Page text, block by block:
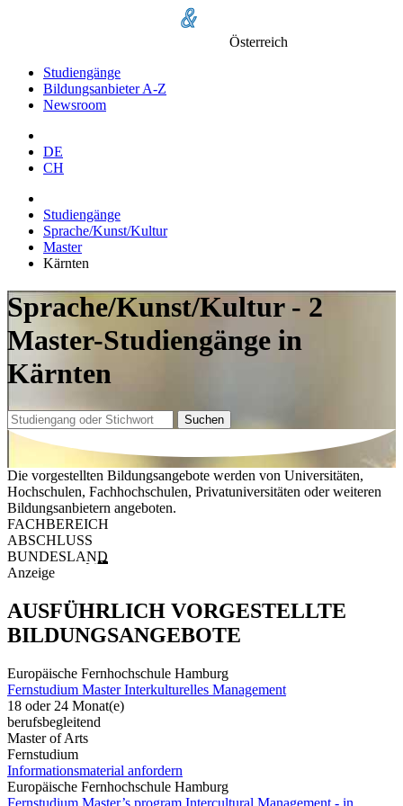
Österreich
Studiengänge
Bildungsanbieter A-Z
Newsroom
DE
CH
Studiengänge
Sprache/Kunst/Kultur
Master
Kärnten
Sprache/Kunst/Kultur - 2
Master-Studiengänge in
Kärnten
Suchen
Die vorgestellten Bildungsangebote werden von Universitäten,
Hochschulen, Fachhochschulen, Privatuniversitäten oder weiteren
Bildungsanbietern angeboten.
FACHBEREICH
ABSCHLUSS
BUNDESLAND
Anzeige
AUSFÜHRLICH VORGESTELLTE
BILDUNGSANGEBOTE
Europäische Fernhochschule Hamburg
Fernstudium Master Interkulturelles Management
18 oder 24 Monat(e)
berufsbegleitend
Master of Arts
Fernstudium
Informationsmaterial anfordern
Europäische Fernhochschule Hamburg
Fernstudium Master’s program Intercultural Management - in